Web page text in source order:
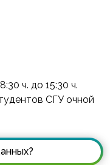
ч. до 15:30 ч.
СГУ очной
час 13:00-
населению:
предварительной